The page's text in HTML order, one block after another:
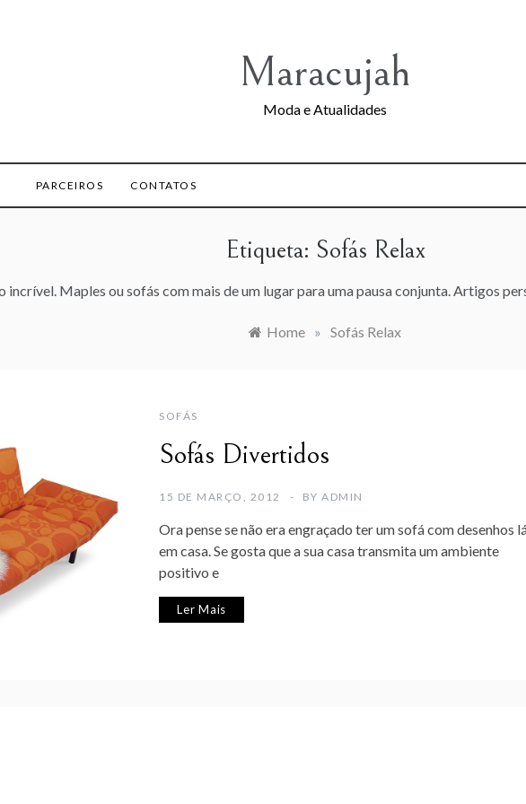
Maracujah
Moda e Atualidades
PARCEIROS CONTATOS
Etiqueta: Sofás Relax
incrível. Maples ou sofás com mais de um lugar para uma pausa conjunta. Artigos
Home » Sofás Relax
SOFÁS
Sofás Divertidos
15 DE MARÇO, 2012 BY ADMIN
Ora pense se não era engraçado ter um sofá com desenhos
em casa. Se gosta que a sua casa transmita um ambiente
positivo e
Ler Mais